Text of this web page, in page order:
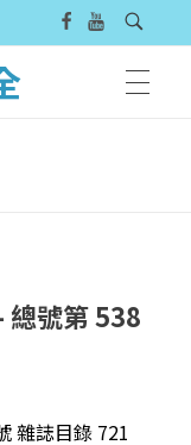
總號第 538
雜誌目錄 721